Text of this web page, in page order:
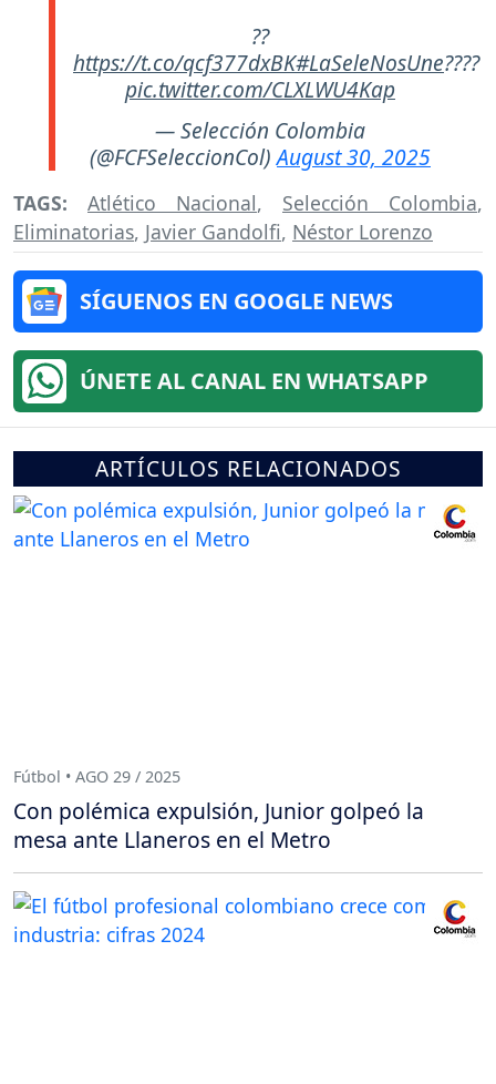
??
https://t.co/qcf377dxBK#LaSeleNosUne????
pic.twitter.com/CLXLWU4Kap
— Selección Colombia
(@FCFSeleccionCol)August 30, 2025
TAGS: Atlético Nacional, Selección Colombia,
Eliminatorias, Javier Gandolfi, Néstor Lorenzo
SÍGUENOS EN GOOGLE NEWS
ÚNETE AL CANAL EN WHATSAPP
ARTÍCULOS RELACIONADOS
Fútbol • AGO 29 / 2025
Con polémica expulsión, Junior golpeó la
mesa ante Llaneros en el Metro